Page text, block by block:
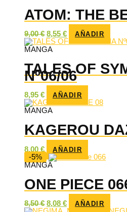
ATOM: THE
9,00€ El
precio
original
era:
8,55 €El
precio
actual
AÑADIR
MANGA
TALES OF
Nº06/06
8,95 € AÑADIR
MANGA
KAGEROU
8,00 € AÑADIR
-5%
MANGA
ONE PIECE
8,50€ El
precio
8,08 €El
precio
AÑADIR